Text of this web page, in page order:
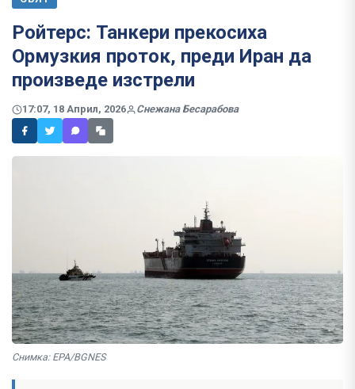
Ройтерс: Танкери прекосиха
Ормузкия проток, преди Иран да
произведе изстрели
17:07, 18 Април, 2026 Снежана Бесарабова
Снимка: EPA/BGNES